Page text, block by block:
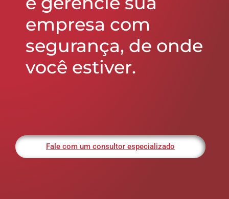
empresa com
segurança, de onde
você estiver.
Fale com um consultor especializado